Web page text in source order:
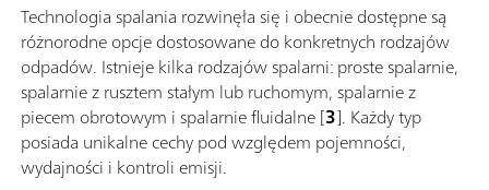
Technologia spalania rozwinęła się i obecnie dostępne są
różnorodne opcje dostosowane do konkretnych rodzajów
odpadów. Istnieje kilka rodzajów spalarni: proste spalarnie,
spalarnie z rusztem stałym lub ruchomym, spalarnie z
piecem obrotowym i spalarnie fluidalne [3]. Każdy typ
posiada unikalne cechy pod względem pojemności,
wydajności i kontroli emisji.